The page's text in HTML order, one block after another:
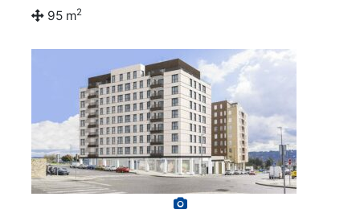
95 m2
Ver galería de fotos